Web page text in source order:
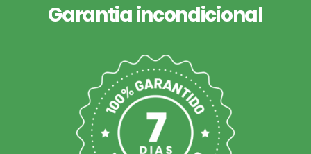
Garantia incondicional